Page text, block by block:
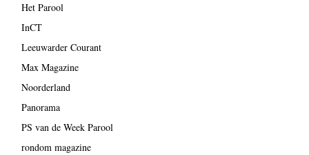
Het Parool
InCT
Leeuwarder Courant
Max Magazine
Noorderland
Panorama
PS van de Week Parool
rondom magazine